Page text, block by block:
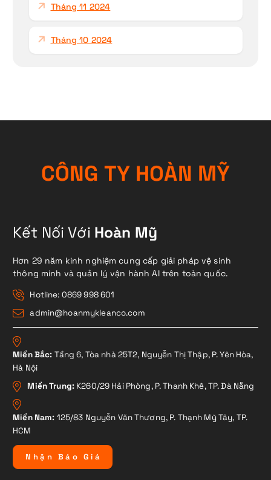
Tháng 11 2024
Tháng 10 2024
CÔNG TY HOÀN MỸ
Kết Nối Với Hoàn Mỹ
Hơn 29 năm kinh nghiệm cung cấp giải pháp vệ sinh
thông minh và quản lý vận hành AI trên toàn quốc.
Hotline: 0869 998 601
admin@hoanmykleanco.com
Miền Bắc: Tầng 6, Tòa nhà 25T2, Nguyễn Thị Thập, P. Yên Hòa,
Hà Nội
Miền Trung: K260/29 Hải Phòng, P. Thanh Khê, TP. Đà Nẵng
Miền Nam: 125/83 Nguyễn Văn Thương, P. Thạnh Mỹ Tây, TP.
HCM
N hậ n B á o G i á